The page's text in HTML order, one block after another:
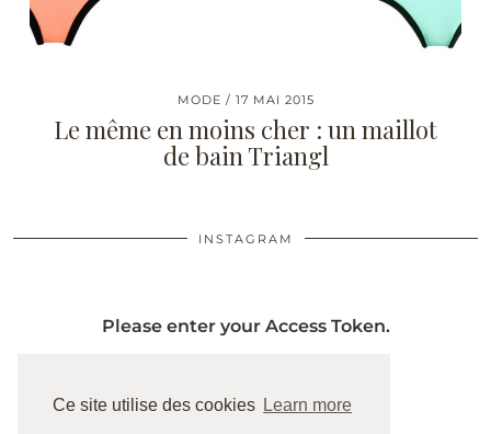
Ce site utilise des cookies Learn more
MODE 17 MAI 2015
Le même en moins cher : un maillot
de bain Triangl
INSTAGRAM
Please enter your Access Token.